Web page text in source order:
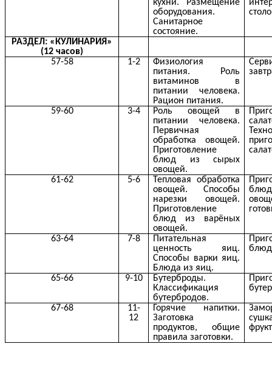
кухни. Размещение
оборудования.
Санитарное
состояние.
РАЗДЕЛ: «КУЛИНАРИЯ»
(12 часов)
57-58
1-2
Физиология
питания. Роль
витаминов в
питании человека.
Рацион питания.
59-60 3-4
Роль овощей в
питании человека.
Первичная
обработка овощей.
Приготовление
блюд из сырых
овощей.
61-62 5-6
Тепловая обработка
овощей. Способы
нарезки овощей.
Приготовление
блюд из варёных
овощей.
63-64 7-8
Питательная
ценность яиц.
Способы варки яиц.
Блюда из яиц.
65-66 9-10
Бутерброды.
Классификация
бутербродов.
67-68
11-
12
Горячие напитки.
Заготовка
продуктов, общие
правила заготовки.